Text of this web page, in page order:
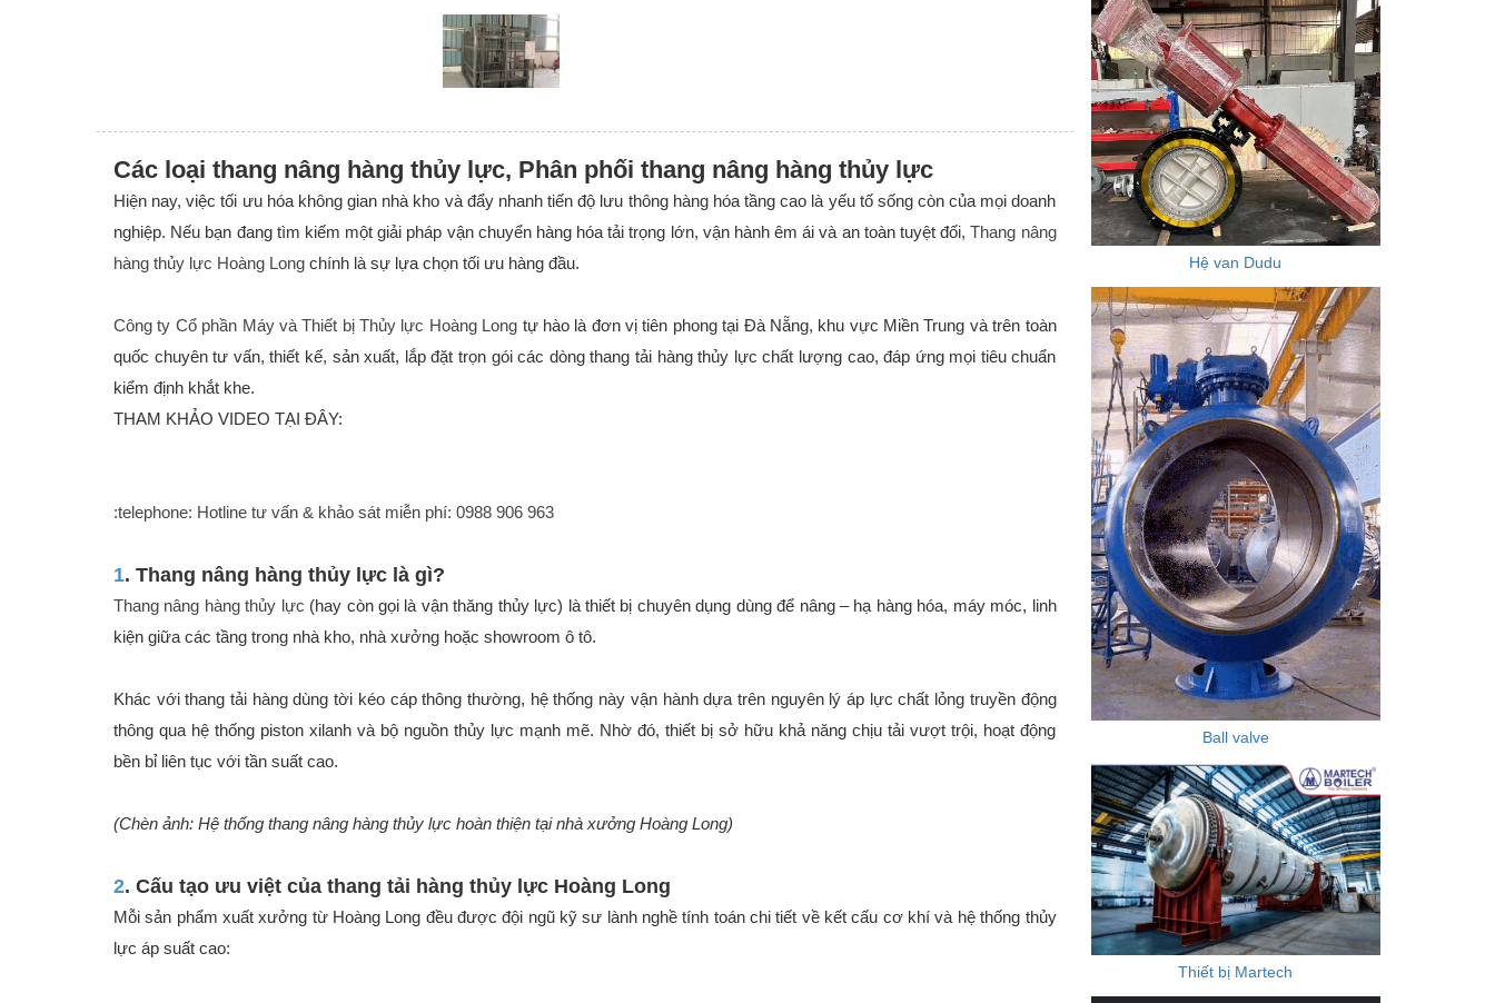
Dịch vụ bảo trì
Dịch vụ bảo trì thiết bị
Dịch vụ bảo trì thiết bị
Vật liệu xây dựng
Vật liệu xây dựng
Vật liệu xây dựng
Đồ cũ
Mua bán xe
Mua bán xe
Bất động sản
Các loại thang nâng hàng thủy lực, Phân phối thang nâng hàng thủy lực
Hiện nay, việc tối ưu hóa không gian nhà kho và đẩy nhanh tiến độ lưu thông hàng hóa tầng cao là yếu tố sống còn của mọi doanh
nghiệp. Nếu bạn đang tìm kiếm một giải pháp vận chuyển hàng hóa tải trọng lớn, vận hành êm ái và an toàn tuyệt đối,Thang nâng
hàng thủy lực Hoàng Long chính là sự lựa chọn tối ưu hàng đầu.
Công ty Cổ phần Máy và Thiết bị Thủy lực Hoàng Long tự hào là đơn vị tiên phong tại Đà Nẵng, khu vực Miền Trung và trên toàn
quốc chuyên tư vấn, thiết kế, sản xuất, lắp đặt trọn gói các dòng thang tải hàng thủy lực chất lượng cao, đáp ứng mọi tiêu chuẩn
kiểm định khắt khe.
THAM KHẢO VIDEO TẠI ĐÂY:
:telephone: Hotline tư vấn & khảo sát miễn phí: 0988 906 963
1. Thang nâng hàng thủy lực là gì?
Thang nâng hàng thủy lực (hay còn gọi là vận thăng thủy lực) là thiết bị chuyên dụng dùng để nâng – hạ hàng hóa, máy móc, linh
kiện giữa các tầng trong nhà kho, nhà xưởng hoặc showroom ô tô.
Khác với thang tải hàng dùng tời kéo cáp thông thường, hệ thống này vận hành dựa trên nguyên lý áp lực chất lỏng truyền động
thông qua hệ thống piston xilanh và bộ nguồn thủy lực mạnh mẽ. Nhờ đó, thiết bị sở hữu khả năng chịu tải vượt trội, hoạt động
bền bỉ liên tục với tần suất cao.
(Chèn ảnh: Hệ thống thang nâng hàng thủy lực hoàn thiện tại nhà xưởng Hoàng Long)
2. Cấu tạo ưu việt của thang tải hàng thủy lực Hoàng Long
Mỗi sản phẩm xuất xưởng từ Hoàng Long đều được đội ngũ kỹ sư lành nghề tính toán chi tiết về kết cấu cơ khí và hệ thống thủy
lực áp suất cao:
Hệ van Dudu
Ball valve
Thiết bị Martech